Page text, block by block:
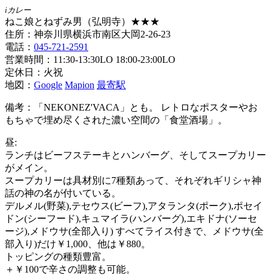
iカレー
ねこ娘とねずみ男（弘明寺）★★★
住所：神奈川県横浜市南区大岡2-26-23
電話： 045-721-2591
営業時間：11:30-13:30LO 18:00-23:00LO
定休日：火祝
地図： Google Mapion 最寄駅
備考：「NEKONEZ'VACA」とも。 レトロなポスターやお
もちゃで埋め尽くされた濃い空間の「食堂酒場」。
昼:
ランチはビーフステーキとハンバーグ、そしてスープカリー
がメイン。
スープカリーは具材別に7種類あって、それぞれギリシャ神
話の神の名が付いている。
デルメル(野菜),テセウス(ビーフ),アタランタ(ポーク),ポセイ
ドン(シーフード),キュマイラ(ハンバーグ),エキドナ(ソーセ
ージ),メドウサ(全部入り) すべてライス付きで、メドウサ(全
部入り)だけ￥1,000、他は￥880。
トッピングの種類豊富。
＋￥100で辛さの調整も可能。